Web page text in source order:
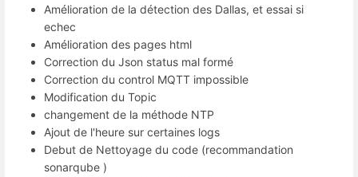
Amélioration de la détection des Dallas, et essai si
echec
Amélioration des pages html
Correction du Json status mal formé
Correction du control MQTT impossible
Modification du Topic
changement de la méthode NTP
Ajout de l'heure sur certaines logs
Debut de Nettoyage du code (recommandation
sonarqube )